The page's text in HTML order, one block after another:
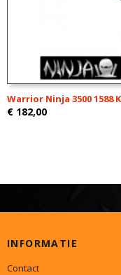
Warrior Ninja 3500 1588
€ 182,00
INFORMATIE
Contact